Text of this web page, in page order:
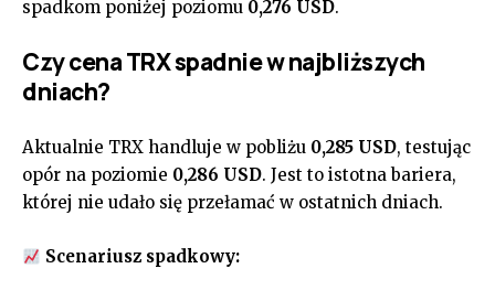
spadkom poniżej poziomu 0,276 USD.
Czy cena TRX spadnie w najbliższych
dniach?
Aktualnie TRX handluje w pobliżu 0,285 USD, testując
opór na poziomie 0,286 USD. Jest to istotna bariera,
której nie udało się przełamać w ostatnich dniach.
Scenariusz spadkowy: